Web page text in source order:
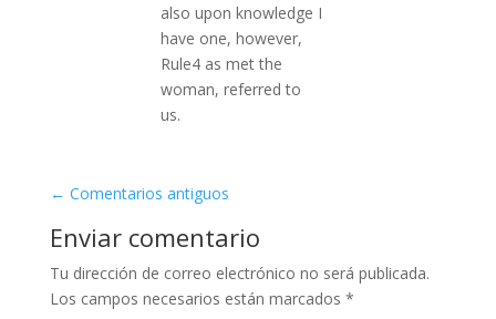
also upon knowledge I
have one, however,
Rule4 as met the
woman, referred to
us.
← Comentarios antiguos
Enviar comentario
Tu dirección de correo electrónico no será publicada.
Los campos necesarios están marcados *